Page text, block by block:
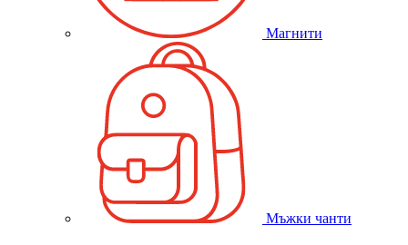
Магнити
Мъжки чанти